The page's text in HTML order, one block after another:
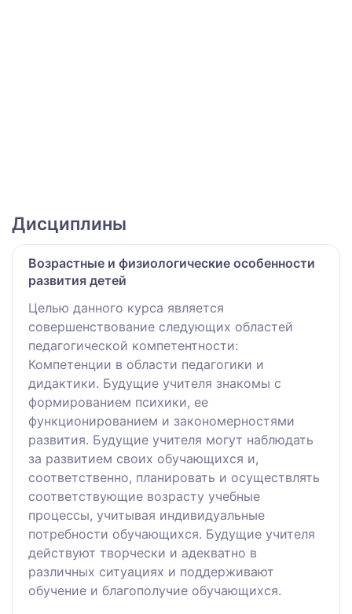
Дисциплины
Возрастные и физиологические особенности
развития детей
Целью данного курса является
совершенствование следующих областей
педагогической компетентности:
Компетенции в области педагогики и
дидактики. Будущие учителя знакомы с
формированием психики, ее
функционированием и закономерностями
развития. Будущие учителя могут наблюдать
за развитием своих обучающихся и,
соответственно, планировать и осуществлять
соответствующие возрасту учебные
процессы, учитывая индивидуальные
потребности обучающихся. Будущие учителя
действуют творчески и адекватно в
различных ситуациях и поддерживают
обучение и благополучие обучающихся.